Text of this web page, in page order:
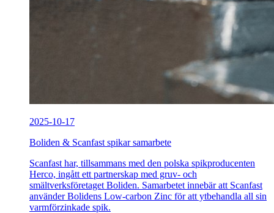
2025-10-17
Boliden & Scanfast spikar samarbete
Scanfast har, tillsammans med den polska spikproducenten
Herco, ingått ett partnerskap med gruv- och
smältverksföretaget Boliden. Samarbetet innebär att Scanfast
använder Bolidens Low-carbon Zinc för att ytbehandla all sin
varmförzinkade spik.